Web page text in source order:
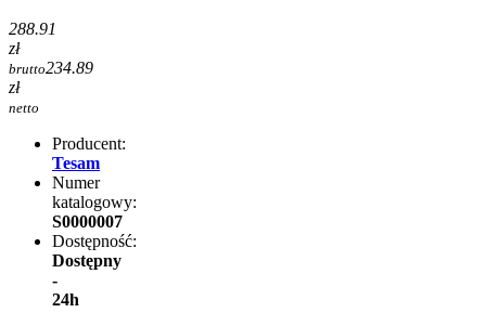
288.91
zł
brutto234.89
zł
netto
Producent:
Tesam
Numer
katalogowy:
S0000007
Dostępność:
Dostępny
-
24h